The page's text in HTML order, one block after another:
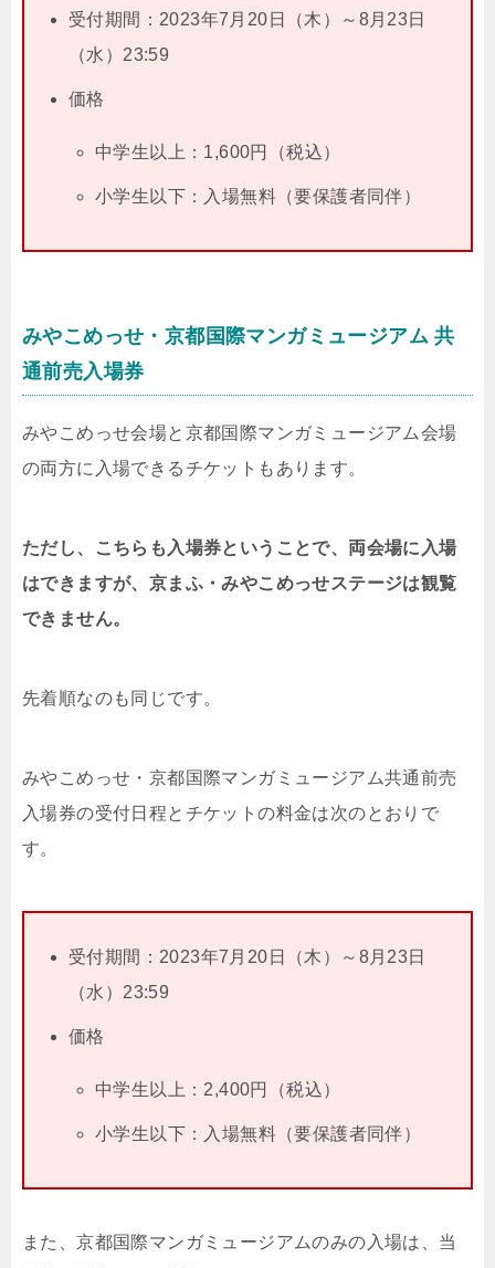
受付期間：2023年7月20日（木）～8月23日
（水）23:59
価格
中学生以上：1,600円（税込）
小学生以下：入場無料（要保護者同伴）
みやこめっせ・京都国際マンガミュージアム 共
通前売入場券
みやこめっせ会場と京都国際マンガミュージアム会場
の両方に入場できるチケットもあります。
ただし、こちらも入場券ということで、両会場に入場
はできますが、京まふ・みやこめっせステージは観覧
できません。
先着順なのも同じです。
みやこめっせ・京都国際マンガミュージアム共通前売
入場券の受付日程とチケットの料金は次のとおりで
す。
受付期間：2023年7月20日（木）～8月23日
（水）23:59
価格
中学生以上：2,400円（税込）
小学生以下：入場無料（要保護者同伴）
また、京都国際マンガミュージアムのみの入場は、当